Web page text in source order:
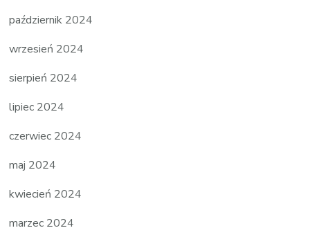
październik 2024
wrzesień 2024
sierpień 2024
lipiec 2024
czerwiec 2024
maj 2024
kwiecień 2024
marzec 2024